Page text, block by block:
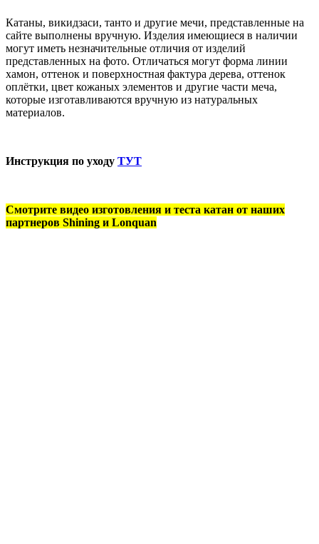
Катаны, викидзаси, танто и другие мечи, представленные на
сайте выполнены вручную. Изделия имеющиеся в наличии
могут иметь незначительные отличия от изделий
представленных на фото. Отличаться могут форма линии
хамон, оттенок и поверхностная фактура дерева, оттенок
оплётки, цвет кожаных элементов и другие части меча,
которые изготавливаются вручную из натуральных
материалов.
Инструкция по уходу ТУТ
Смотрите видео изготовления и теста катан от наших
партнеров Shining и Lonquan